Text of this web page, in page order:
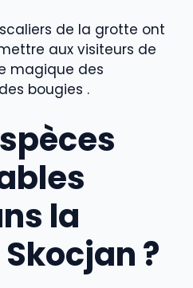
de la grotte ont
aux visiteurs de
magique des
bougies .
la
?